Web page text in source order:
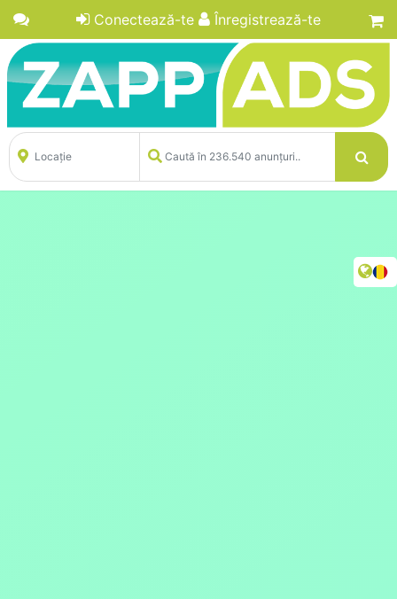
Conectează-te Înregistrează-te